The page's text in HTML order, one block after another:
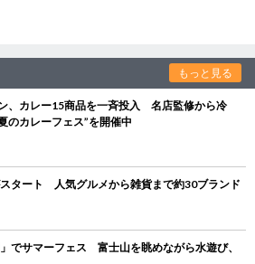
もっと見る
、カレー15商品を一斉投入 名店監修から冷
のカレーフェス”を開催中
タート 人気グルメから雑貨まで約30ブランド
でサマーフェス 富士山を眺めながら水遊び、